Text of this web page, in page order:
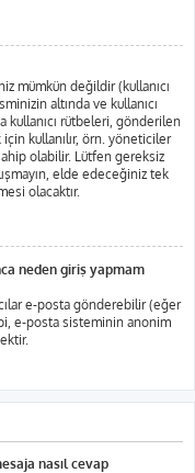
mümkün değildir (kullanıcı
altında ve kullanıcı
kullanıcı rütbeleri, gönderilen
kullanılır, örn. yöneticiler
olabilir. Lütfen gereksiz
elde edeceğiniz tek
olacaktır.
neden giriş yapmam
e-posta gönderebilir (eğer
e-posta sisteminin anonim
nasıl cevap